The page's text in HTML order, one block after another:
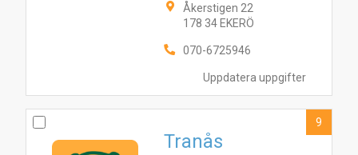
Uppdatera uppgifter
Åkerstigen 22
178 34 EKERÖ
070-6725946
Tranås
9